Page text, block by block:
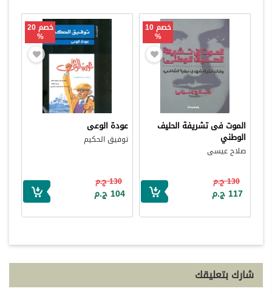
خصم 10
%
الموت فى تشريفة الحليف
الوطني
صلاح عيسى
130 ج.م
117 ج.م
خصم 20
%
عودة الوعى
توفيق الحكيم
130 ج.م
104 ج.م
شارك بتعليقك